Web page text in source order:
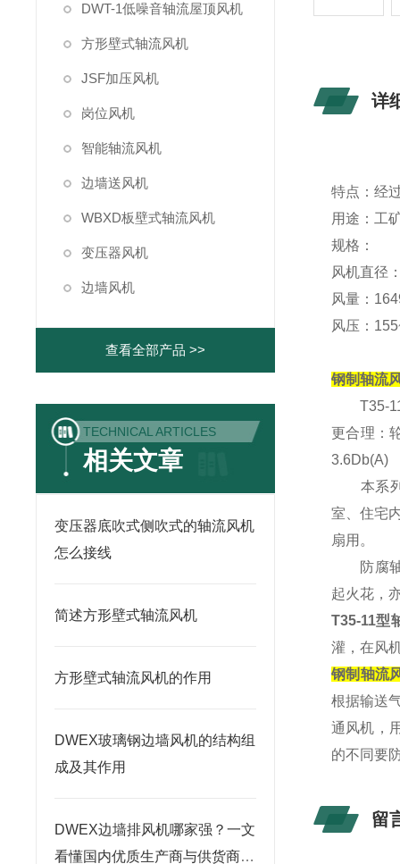
DWT-1低噪音轴流屋顶风机
方形壁式轴流风机
JSF加压风机
岗位风机
智能轴流风机
边墙送风机
WBXD板壁式轴流风机
变压器风机
边墙风机
查看全部产品 >>
TECHNICAL ARTICLES
相关文章
变压器底吹式侧吹式的轴流风机
怎么接线
简述方形壁式轴流风机
方形壁式轴流风机的作用
DWEX玻璃钢边墙风机的结构组
成及其作用
DWEX边墙排风机哪家强？一文
看懂国内优质生产商与供货商推
详
特点：经
用途：工
规格：
风机直径
风量：
风压：
钢制轴流
T35-11
更合理：
3.6Db(A)
本系列
室、住宅
扇用。
防腐轴
起火花，
T35-11型
灌，在风
钢制轴流
根据输送
通风机，
的不同要
留